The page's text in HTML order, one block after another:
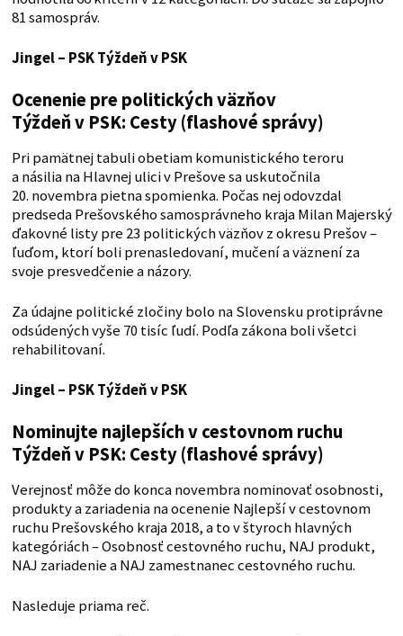
81 samospráv.
Jingel – PSKTýždeň v PSK
Ocenenie pre politických väzňov
Týždeň v PSK: Cesty (flashové správy)
Pri pamätnej tabuli obetiam komunistického teroru
a násilia na Hlavnej ulici v Prešove sa uskutočnila
20. novembra pietna spomienka. Počas nej odovzdal
predseda Prešovského samosprávneho kraja Milan Majerský
ďakovné listy pre 23 politických väzňov z okresu Prešov –
ľuďom, ktorí boli prenasledovaní, mučení a väznení za
svoje presvedčenie a názory.
Za údajne politické zločiny bolo na Slovensku protiprávne
odsúdených vyše 70 tisíc ľudí. Podľa zákona boli všetci
rehabilitovaní.
Jingel – PSK Týždeň v PSK
Nominujte najlepších v cestovnom ruchu
Týždeň v PSK: Cesty (flashové správy)
Verejnosť môže do konca novembra nominovať osobnosti,
produkty a zariadenia na ocenenie Najlepší v cestovnom
ruchu Prešovského kraja 2018, a to v štyroch hlavných
kategóriách – Osobnosť cestovného ruchu, NAJ produkt,
NAJ zariadenie a NAJ zamestnanec cestovného ruchu.
Nasleduje priama reč.